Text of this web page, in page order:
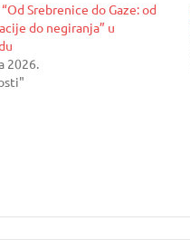
Srebrenice do Gaze: od
do negiranja” u
2026.